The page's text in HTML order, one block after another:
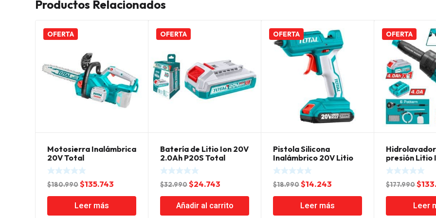
Productos Relacionados
OFERTA
Motosierra Inalámbrica
20V Total
$180.990El
precio
original
$135.743
precio
Leer más
OFERTA
Batería de Litio Ion 20V
2.0Ah P20S Total
$32.990El
precio
original
$24.743
precio
actual
Añadir al carrito
OFERTA
Pistola Silicona
Inalámbrico 20V Litio
Ion Total
$18.990El
precio
original
$14.243
precio
actual
Leer más
OFERTA
presión Litio
$177.990El
$
Leer